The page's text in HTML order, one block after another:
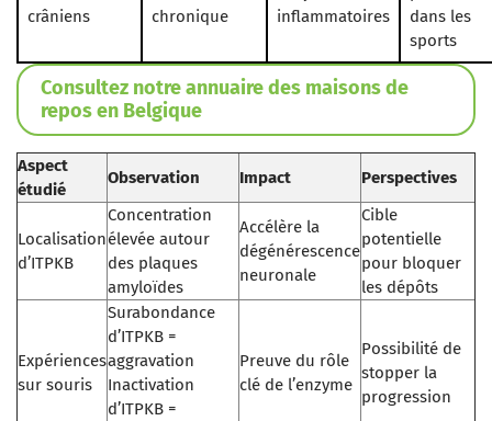
crâniens
chronique
inflammatoires
dans les
sports
Consultez notre annuaire des maisons de
repos en Belgique
Aspect
étudié
Observation Impact Perspectives
Localisation
d’ITPKB
Concentration
élevée autour
des plaques
amyloïdes
Accélère la
dégénérescence
neuronale
Cible
potentielle
pour bloquer
les dépôts
Expériences
sur souris
Surabondance
d’ITPKB =
aggravation
Inactivation
d’ITPKB =
Preuve du rôle
clé de l’enzyme
Possibilité de
stopper la
progression